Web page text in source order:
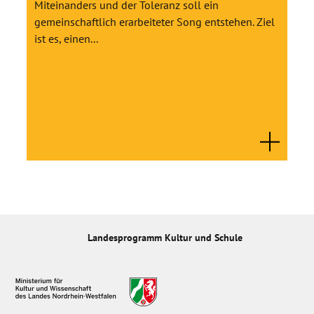
Miteinanders und der Toleranz soll ein
gemeinschaftlich erarbeiteter Song entstehen. Ziel
ist es, einen...
Landesprogramm Kultur und Schule